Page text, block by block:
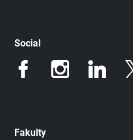
Social
Fakulty